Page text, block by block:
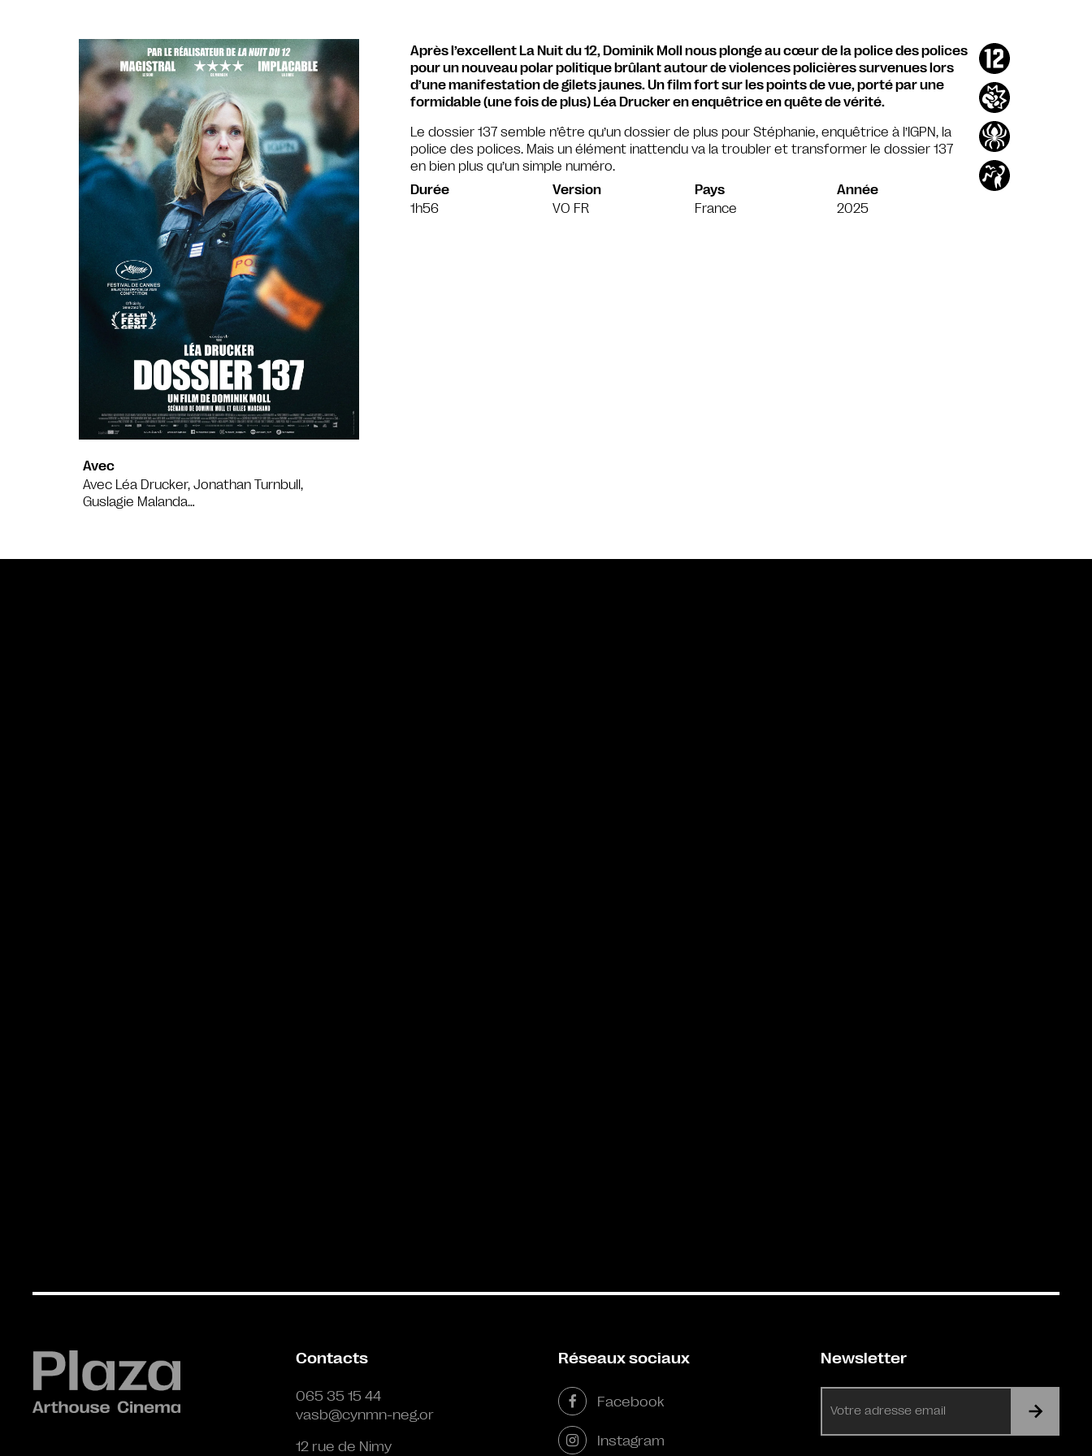
Avec
Avec Léa Drucker, Jonathan Turnbull,
Guslagie Malanda…
Après l’excellent La Nuit du 12, Dominik Moll nous plonge au cœur de la police des polices
pour un nouveau polar politique brûlant autour de violences policières survenues lors
d’une manifestation de gilets jaunes. Un film fort sur les points de vue, porté par une
formidable (une fois de plus) Léa Drucker en enquêtrice en quête de vérité.
Le dossier 137 semble n’être qu’un dossier de plus pour Stéphanie, enquêtrice à l’IGPN, la
police des polices. Mais un élément inattendu va la troubler et transformer le dossier 137
en bien plus qu’un simple numéro.
Durée
1h56
Version
VO FR
Pays
France
Année
2025
Contacts
065 35 15 44
vasb@cynmn-neg.or
12 rue de Nimy
Réseaux sociaux
Facebook
Instagram
Newsletter
mail